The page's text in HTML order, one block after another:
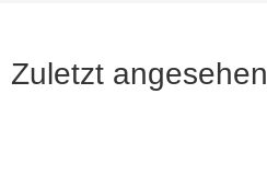
Zuletzt angesehen